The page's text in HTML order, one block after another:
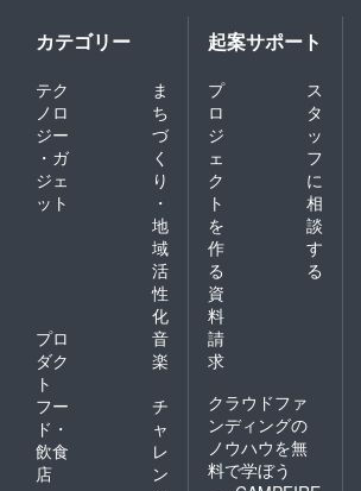
カテゴリー
テク
ノロ
ジー
・ガ
ジェ
ット
ま
ち
づ
く
り
・
地
域
活
性
化
プロ
ダク
ト
音
楽
フー
ド・
飲食
店
チ
ャ
レ
ン
起案サポート
プ
ロ
ジ
ェ
ク
ト
を
作
る
ス
タ
ッ
フ
に
相
談
す
る
資
料
請
求
クラウドファ
ンディングの
ノウハウを無
料で学ぼう